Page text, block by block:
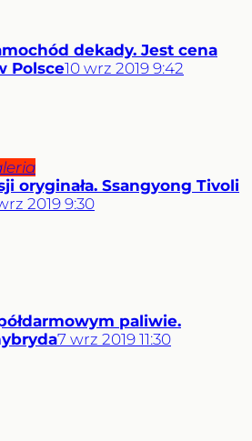
dekady. Jest cena
Polsce10 wrz 2019 9:42
oryginała. Ssangyong Tivoli
2019 9:30
paliwie.
7 wrz 2019 11:30